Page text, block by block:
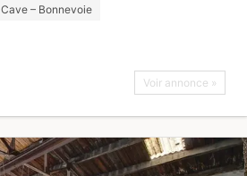
Cave – Bonnevoie
Voir annonce »